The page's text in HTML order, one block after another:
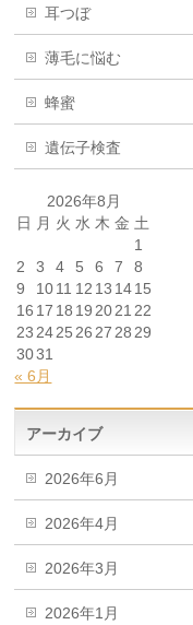
耳つぼ
薄毛に悩む
蜂蜜
遺伝子検査
2026年8月
日 月 火 水 木 金 土
1
2
3 4 5 6 7
8
9
1011 12 13 1415
16 17 18 19 2021 22
23 2425 26 27 28 29
3031
« 6月
アーカイブ
2026年6月
2026年4月
2026年3月
2026年1月